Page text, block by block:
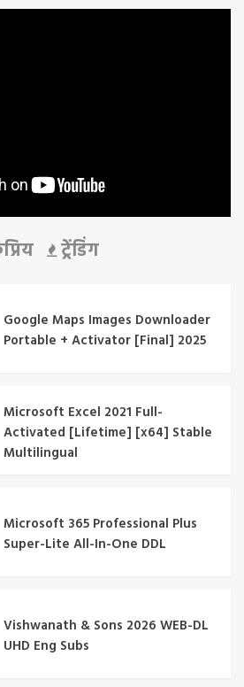
ट्रेंडिंग
Google Maps Images Downloader
Portable + Activator [Final] 2025
Microsoft Excel 2021 Full-
Activated [Lifetime] [x64] Stable
Multilingual
Microsoft 365 Professional Plus
Super-Lite All-In-One DDL
Vishwanath & Sons 2026 WEB-DL
UHD Eng Subs